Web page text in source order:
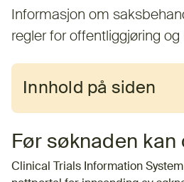
Informasjon om
regler for offentliggjøring
Innhold på siden
Før søknaden
Clinical Trials Information